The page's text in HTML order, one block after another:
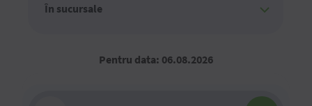
Pentru data: 06.08.2026